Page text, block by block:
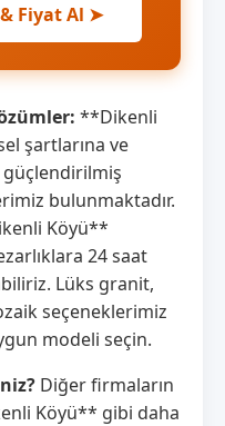
Fiyat Al ➤
**Dikenli
şartlarına ve
güçlendirilmiş
bulunmaktadır.
Köyü**
24 saat
Lüks granit,
seçeneklerimiz
modeli seçin.
Diğer firmaların
Köyü** gibi daha